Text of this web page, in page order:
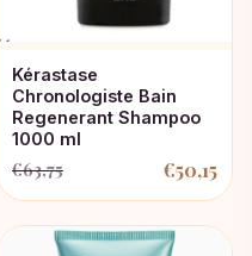
Kérastase
Chronologiste Bain
Regenerant Shampoo
1000 ml
€63,75
Oorspronkelijke
€50,15
Huidige